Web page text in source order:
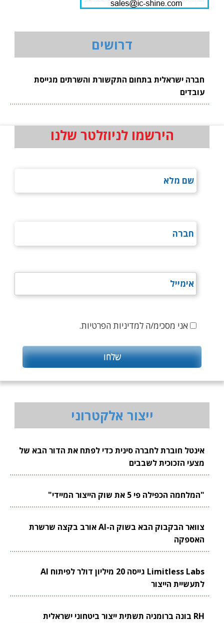
דרושים
חברה ישראלית בתחום התקשורת והשרתים מגייסת
עובדים
הירשמו לניוזלטר שלנו
אני מסכימ/ה למדיניות הפרטיות.
ייצור אלקטרוני
אינטל חוברת לחברה סינית כדי לפתח את הדור הבא של
מצעי הזכוכית לשבבים
"המלחמה הכפילה פי 5 את שוק הייצור המיידי"
צוואר הבקבוק הבא בשוק ה-AI אורב בקצה שרשרת
האספקה
Limitless Labs גייסה 20 מיליון דולר לפיתוח AI
לתעשיית הייצור
RH בונה ברומניה תשתית ייצור ביטחוני ישראלית